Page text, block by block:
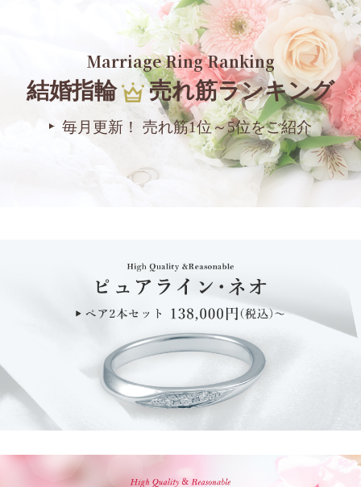
Marriage Ring Ranking
結婚指輪 売れ筋ランキング
毎月更新！ 売れ筋1位～5位をご紹介